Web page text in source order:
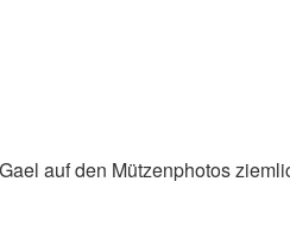
auf den Mützenphotos